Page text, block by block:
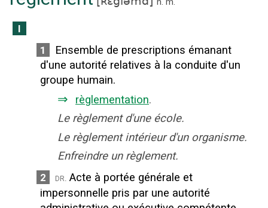
I
1
Ensemble de prescriptions émanant
d'une autorité relatives à la conduite d'un
groupe humain.
⇒ règlementation.
Le règlement d'une école.
Le règlement intérieur d'un organisme.
Enfreindre un règlement.
2 dr. Acte à portée générale et
impersonnelle pris par une autorité